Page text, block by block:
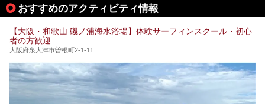
泉・銭湯・スパを30件紹介したいと思います！
おすすめのアクティビティ情報
【大阪・和歌山 磯ノ浦海水浴場】体験サーフィンスクール・初心
者の方歓迎
大阪府泉大津市曽根町2-1-11